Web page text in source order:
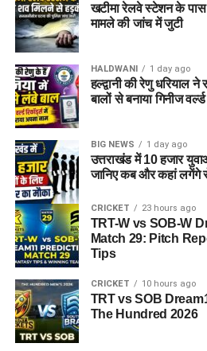
खटीमा रेलवे स्टेशन के
मामले की जांच में जुटी
HALDWANI 1 day ago
हल्द्वानी की रेणु धरियाल
बालों से बनाया गिनीज वर्ल्ड
BIG NEWS 1 day ago
उत्तराखंड में 10 हजार
जानिए कब और कहां लगेंगे
CRICKET 23 hours ago
TRT-W vs SOB-W
Match 29: Pitch
Tips
CRICKET 10 hours ago
TRT vs SOB
The Hundred 2026